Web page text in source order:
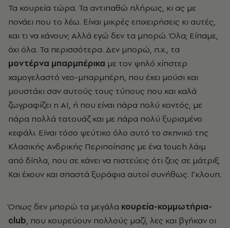
Τα κουρεία τώρα. Τα αντιπαθώ πλήρως, κι ας με
πονάει που το λέω. Είναι μικρές επιχειρήσεις κι αυτές,
και τι να κάνουν; Αλλά εγώ δεν τα μπορώ. Όλα; Είπαμε,
όχι όλα. Τα περισσότερα. Δεν μπορώ, π.χ., τα
μοντέρνα μπαρμπέρικα με τον ψηλό χίπστερ
χαμογελαστό νεο-μπαρμπέρη, που έχει μούσι και
μουστάκι σαν αυτούς τους τύπους που και καλά
ζωγραφίζει η ΑΙ, ή που είναι πάρα πολύ κοντός, με
πάρα πολλά τατουάζ και με πάρα πολύ ξυρισμένο
κεφάλι. Είναι τόσο ψεύτικο όλο αυτό το σκηνικό της
Κλασικής Ανδρικής Περιποίησης με ένα touch λάιμ
από δίπλα, που σε κάνει να πιστεύεις ότι ζεις σε μάτριξ.
Και έχουν και σπαστά ξυράφια αυτοί συνήθως. Γκλουπ.
Όπως δεν μπορώ τα μεγάλα κουρεία-κομμωτήρια-
club, που κουρεύουν πολλούς μαζί, λες και βγήκαν οι